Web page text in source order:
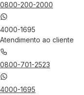
0800-200-2000
4000-1695
Atendimento ao cliente
0800-701-2523
4000-1695